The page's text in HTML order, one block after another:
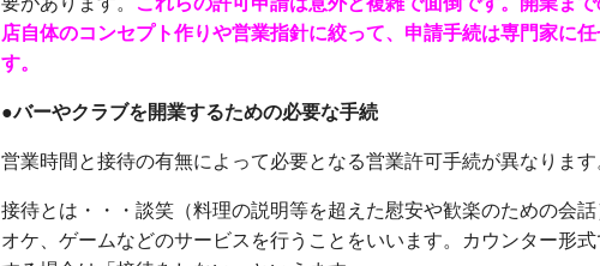
店自体のコンセプト作りや営業指針に絞って、申請手続は専門家に
す。
●バーやクラブを開業するための必要な手続
営業時間と接待の有無によって必要となる営業許可手続が異なります
接待とは・・・談笑（料理の説明等を超えた慰安や歓楽のための会
オケ、ゲームなどのサービスを行うことをいいます。カウンター形